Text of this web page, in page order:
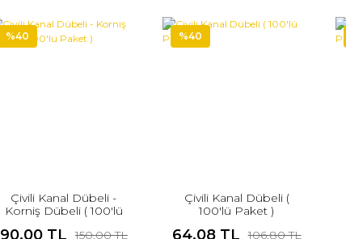
%40
Çivili Kanal Dübeli -
Korniş Dübeli ( 100'lü
90,00 TL 150,00 TL
%40
Çivili Kanal Dübeli (
100'lü Paket )
64,08 TL 106,80 TL